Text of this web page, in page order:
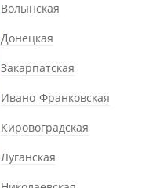
Волынская
Донецкая
Закарпатская
Ивано-Франковская
Кировоградская
Луганская